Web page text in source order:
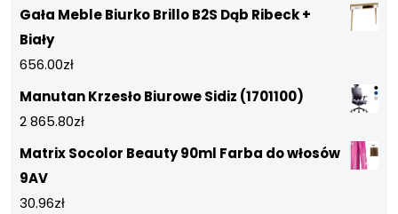
Gała Meble Biurko Brillo B2S Dąb Ribeck +
Biały
656.00zł
Manutan Krzesło Biurowe Sidiz (1701100)
2 865.80zł
Matrix Socolor Beauty 90ml Farba do włosów
9AV
30.96zł